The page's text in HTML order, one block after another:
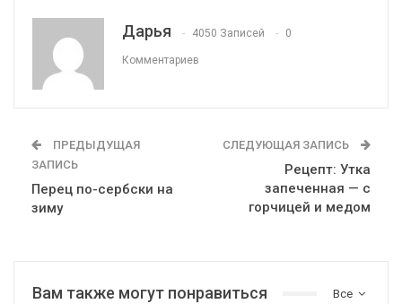
Дарья 4050 Записей 0
Комментариев
ПРЕДЫДУЩАЯ
ЗАПИСЬ
Перец по-сербски на
зиму
СЛЕДУЮЩАЯ ЗАПИСЬ
Рецепт: Утка
запеченная — с
горчицей и медом
Все
Вам также могут понравиться